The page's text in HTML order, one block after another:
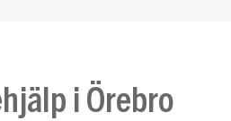
i Örebro